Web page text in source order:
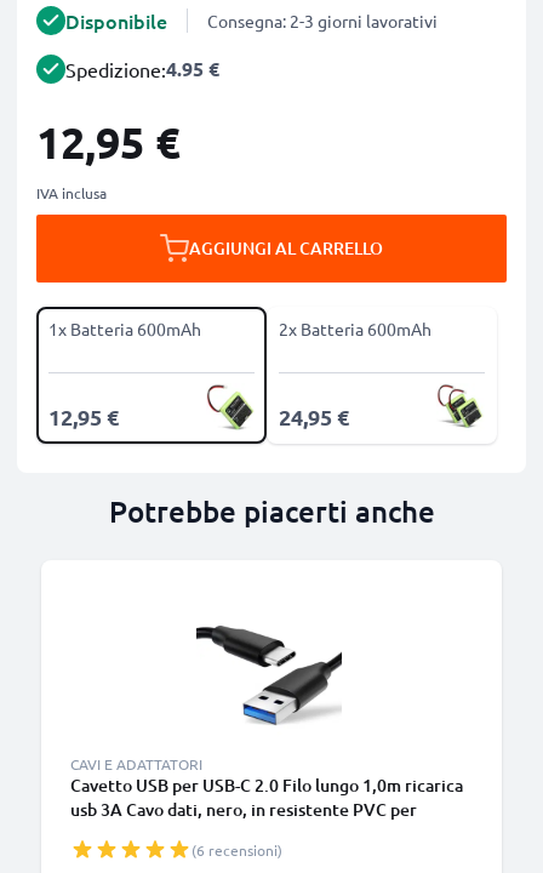
Disponibile Consegna: 2-3 giorni lavorativi
Spedizione:4.95 €
12,95 €
IVA inclusa
AGGIUNGI AL CARRELLO
1x Batteria 600mAh
12,95 €
2x Batteria 600mAh
24,95 €
Potrebbe piacerti anche
CAVI E ADATTATORI
Cavetto USB per USB-C 2.0 Filo lungo 1,0m ricarica
usb 3A Cavo dati, nero, in resistente PVC per
fotocamera Canon, Panasonic Lumix, Sony
(6 recensioni)